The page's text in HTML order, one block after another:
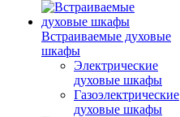
Встраиваемые духовые
шкафы
Электрические
духовые шкафы
Газоэлектрические
духовые шкафы